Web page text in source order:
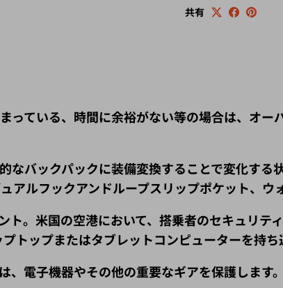
共有
っている、時間に余裕がない等の場合は、オ
なバックパックに装備変換することで変化す
アルフックアンドループスリップポケット、ウ
。米国の空港において、搭乗者のセキュリテ
トップまたはタブレットコンピューターを持ち
電子機器やその他の重要なギアを保護します。